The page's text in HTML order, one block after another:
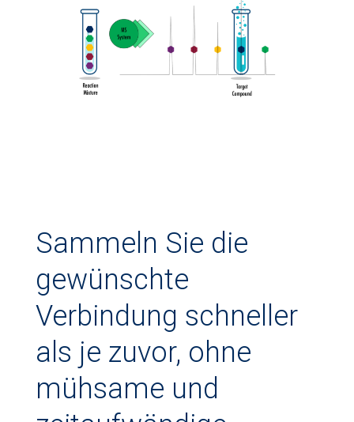
Sammeln Sie die
gewünschte
Verbindung schneller
als je zuvor, ohne
mühsame und